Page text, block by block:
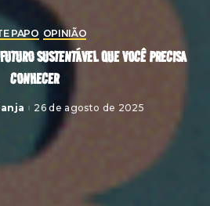
PAPO OPINIÃO
SUSTENTÁVEL QUE VOCÊ PRECISA
CONHECER
26 de agosto de 2025